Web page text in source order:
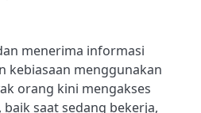
menerima informasi
kebiasaan menggunakan
orang kini mengakses
saat sedang bekerja,